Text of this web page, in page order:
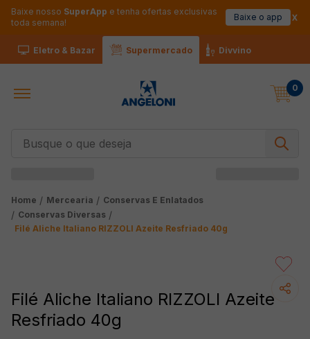
Baixe nosso SuperApp e tenha ofertas exclusivas
toda semana!
Baixe o app
Eletro & Bazar Supermercado Divvino
0
Mercearia
Conservas E Enlatados
Conservas Diversas
Filé Aliche Italiano RIZZOLI Azeite Resfriado 40g
Filé Aliche Italiano RIZZOLI Azeite
Resfriado 40g